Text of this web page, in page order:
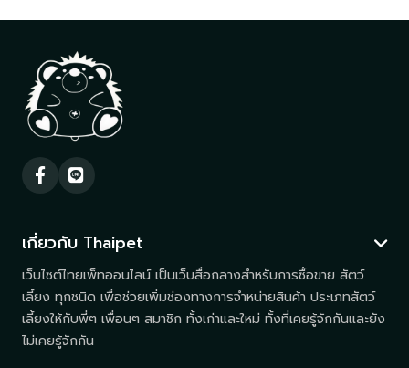
เกี่ยวกับ Thaipet
เว็บไซต์ไทยเพ็ทออนไลน์ เป็นเว็บสื่อกลางสำหรับการซื้อขาย สัตว์
เลี้ยง ทุกชนิด เพื่อช่วยเพิ่มช่องทางการจำหน่ายสินค้า ประเภทสัตว์
เลี้ยงให้กับพี่ๆ เพื่อนๆ สมาชิก ทั้งเก่าและใหม่ ทั้งที่เคยรู้จักกันและยัง
ไม่เคยรู้จักกัน